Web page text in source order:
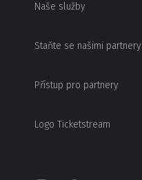
Naše služby
Staňte se našimi partnery
Přístup pro partnery
Logo Ticketstream